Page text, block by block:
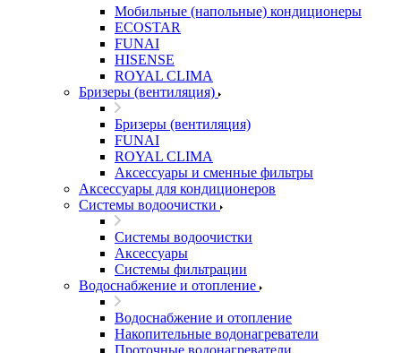
Мобильные (напольные) кондиционеры
ECOSTAR
FUNAI
HISENSE
ROYAL CLIMA
Бризеры (вентиляция)
Бризеры (вентиляция)
FUNAI
ROYAL CLIMA
Аксессуары и сменные фильтры
Аксессуары для кондиционеров
Системы водоочистки
Системы водоочистки
Аксессуары
Системы фильтрации
Водоснабжение и отопление
Водоснабжение и отопление
Накопительные водонагреватели
Проточные водонагреватели